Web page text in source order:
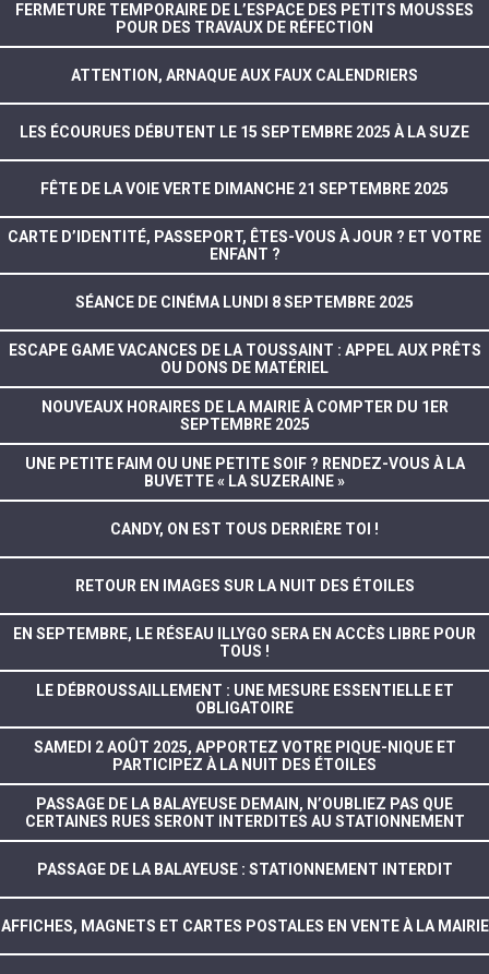
FERMETURE TEMPORAIRE DE L’ESPACE DES PETITS MOUSSES
POUR DES TRAVAUX DE RÉFECTION
ATTENTION, ARNAQUE AUX FAUX CALENDRIERS
LES ÉCOURUES DÉBUTENT LE 15 SEPTEMBRE 2025 À LA SUZE
FÊTE DE LA VOIE VERTE DIMANCHE 21 SEPTEMBRE 2025
CARTE D’IDENTITÉ, PASSEPORT, ÊTES-VOUS À JOUR ? ET VOTRE
ENFANT ?
SÉANCE DE CINÉMA LUNDI 8 SEPTEMBRE 2025
ESCAPE GAME VACANCES DE LA TOUSSAINT : APPEL AUX PRÊTS
OU DONS DE MATÉRIEL
NOUVEAUX HORAIRES DE LA MAIRIE À COMPTER DU 1ER
SEPTEMBRE 2025
UNE PETITE FAIM OU UNE PETITE SOIF ? RENDEZ-VOUS À LA
BUVETTE « LA SUZERAINE »
CANDY, ON EST TOUS DERRIÈRE TOI !
RETOUR EN IMAGES SUR LA NUIT DES ÉTOILES
EN SEPTEMBRE, LE RÉSEAU ILLYGO SERA EN ACCÈS LIBRE POUR
TOUS !
LE DÉBROUSSAILLEMENT : UNE MESURE ESSENTIELLE ET
OBLIGATOIRE
SAMEDI 2 AOÛT 2025, APPORTEZ VOTRE PIQUE-NIQUE ET
PARTICIPEZ À LA NUIT DES ÉTOILES
PASSAGE DE LA BALAYEUSE DEMAIN, N’OUBLIEZ PAS QUE
CERTAINES RUES SERONT INTERDITES AU STATIONNEMENT
PASSAGE DE LA BALAYEUSE : STATIONNEMENT INTERDIT
AFFICHES, MAGNETS ET CARTES POSTALES EN VENTE À LA MAIRIE